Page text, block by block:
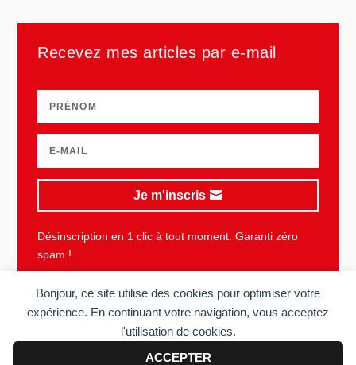
Bonjour, ce site utilise des cookies pour optimiser votre
expérience. En continuant votre navigation, vous acceptez
l'utilisation de cookies.
ACCEPTER
Recevez mes articles par e-mail
Je m'inscris
Désinscription en 1 clic à tout moment. Garanti zéro
spam !
Plan du site Mentions légales Vie privée